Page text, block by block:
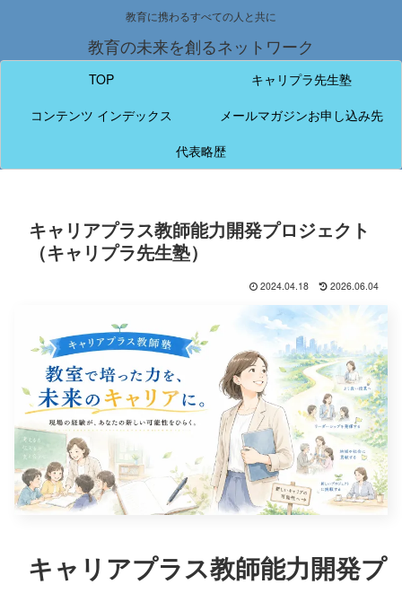
教育に携わるすべての人と共に
教育の未来を創るネットワーク
TOP
キャリプラ先生塾
コンテンツ インデックス
メールマガジンお申し込み先
代表略歴
キャリアプラス教師能力開発プロジェクト
（キャリプラ先生塾）
2024.04.18 2026.06.04
キャリアプラス教師能力開発プ